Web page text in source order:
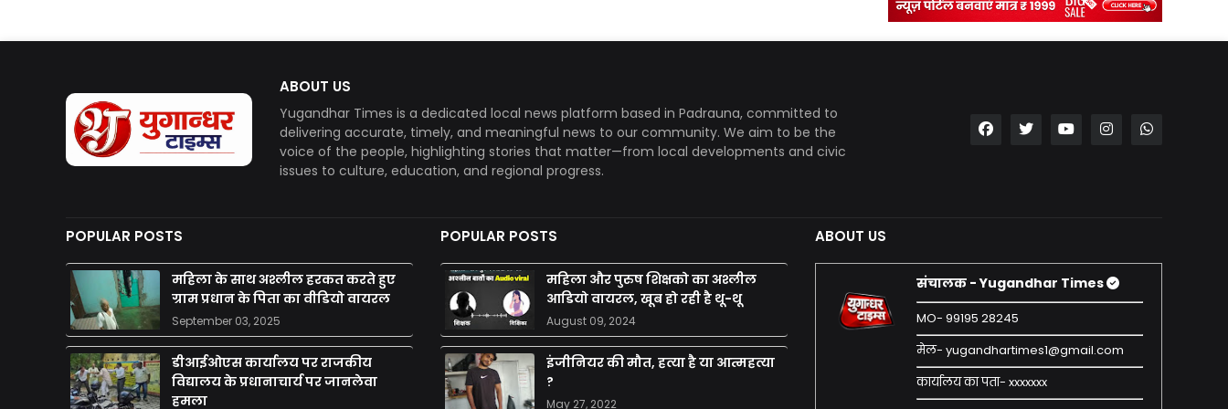
ABOUT US
Yugandhar Times is a dedicated local news platform based in Padrauna, committed to
delivering accurate, timely, and meaningful news to our community. We aim to be the
voice of the people, highlighting stories that matter—from local developments and civic
issues to culture, education, and regional progress.
POPULAR POSTS
महिला के साथ अश्लील हरकत करते हुए
ग्राम प्रधान के पिता का वीडियो वायरल
September 03, 2025
डीआईओएस कार्यालय पर राजकीय
विद्यालय के प्रधानाचार्य पर जानलेवा
हमला
POPULAR POSTS
महिला और पुरुष शिक्षको का अश्लील
आडियो वायरल, खूब हो रही है थू-थू
August 09, 2024
इंजीनियर की मौत, हत्या है या आत्महत्या
?
May 27, 2022
ABOUT US
संचालक - Yugandhar Times
MO- 99195 28245
मेल- yugandhartimes1@gmail.com
कार्यालय का पता- xxxxxxx